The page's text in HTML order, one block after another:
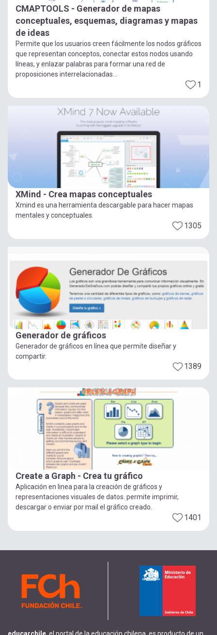
CMAPTOOLS - Generador de mapas
conceptuales, esquemas, diagramas y mapas
de ideas
Permite que los usuarios creen fácilmente los nodos gráficos
que representan conceptos, conectar estos nodos usando
líneas, y enlazar palabras para formar una red de
proposiciones interrelacionadas...
1
XMind - Crea mapas conceptuales
Xmind es una herramienta descargable para hacer mapas
mentales y conceptuales.
1305
Generador de gráficos
Generador de gráficos en línea que permite diseñar y
compartir.
1389
Create a Graph - Crea tu gráfico
Aplicación en linea para la creación de gráficos y
representaciones visuales de datos. permite imprimir,
descargar o enviar por mail el gráfico creado.
1401